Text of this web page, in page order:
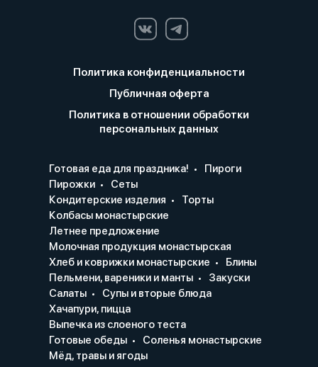
Политика конфиденциальности
Публичная оферта
Политика в отношении обработки
персональных данных
Готовая еда для праздника!
Пироги
Пирожки
Сеты
Кондитерские изделия
Торты
Колбасы монастырские
Летнее предложение
Молочная продукция монастырская
Хлеб и коврижки монастырские
Блины
Пельмени, вареники и манты
Закуски
Салаты
Супы и вторые блюда
Хачапури, пицца
Выпечка из слоеного теста
Готовые обеды
Соленья монастырские
Мёд, травы и ягоды